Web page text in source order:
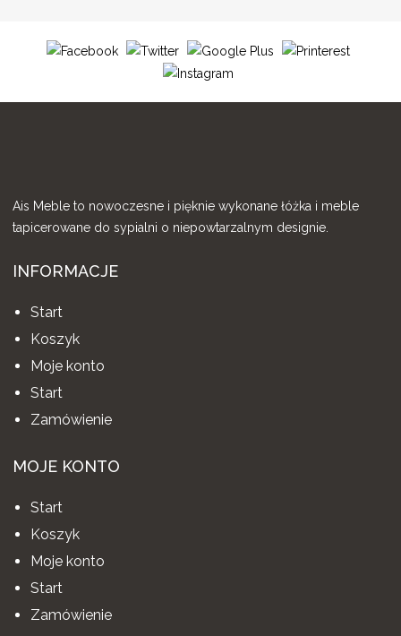
Ais Meble to nowoczesne i pięknie wykonane łóżka i meble
tapicerowane do sypialni o niepowtarzalnym designie.
INFORMACJE
Start
Koszyk
Moje konto
Start
Zamówienie
MOJE KONTO
Start
Koszyk
Moje konto
Start
Zamówienie